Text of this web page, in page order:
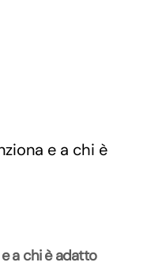
a chi è adatto